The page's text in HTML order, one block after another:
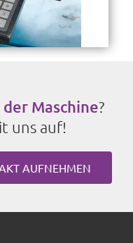
Maschine?
uns auf!
AUFNEHMEN